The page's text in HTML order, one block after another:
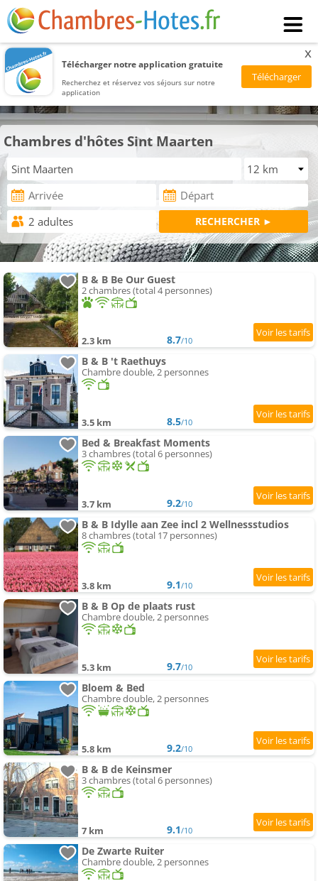
Télécharger notre application gratuite
Recherchez et réservez vos séjours sur notre
application
x
Chambres d'hôtes Sint Maarten
B & B Be Our Guest
2 chambres (total 4 personnes)
2.3 km 8.7/10
B & B 't Raethuys
Chambre double, 2 personnes
3.5 km 8.5/10
Bed & Breakfast Moments
3 chambres (total 6 personnes)
3.7 km 9.2/10
B & B Idylle aan Zee incl 2 Wellnessstudios
8 chambres (total 17 personnes)
3.8 km 9.1/10
B & B Op de plaats rust
Chambre double, 2 personnes
5.3 km 9.7/10
Bloem & Bed
Chambre double, 2 personnes
5.8 km 9.2/10
B & B de Keinsmer
3 chambres (total 6 personnes)
7 km 9.1/10
De Zwarte Ruiter
Chambre double, 2 personnes